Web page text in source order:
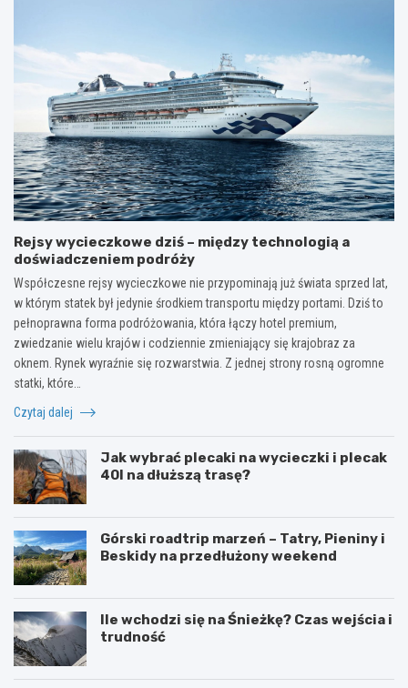
Rejsy wycieczkowe dziś – między technologią a
doświadczeniem podróży
Współczesne rejsy wycieczkowe nie przypominają już świata sprzed lat,
w którym statek był jedynie środkiem transportu między portami. Dziś to
pełnoprawna forma podróżowania, która łączy hotel premium,
zwiedzanie wielu krajów i codziennie zmieniający się krajobraz za
oknem. Rynek wyraźnie się rozwarstwia. Z jednej strony rosną ogromne
statki, które…
Czytaj dalej
Jak wybrać plecaki na wycieczki i plecak
40l na dłuższą trasę?
Górski roadtrip marzeń – Tatry, Pieniny i
Beskidy na przedłużony weekend
Ile wchodzi się na Śnieżkę? Czas wejścia i
trudność